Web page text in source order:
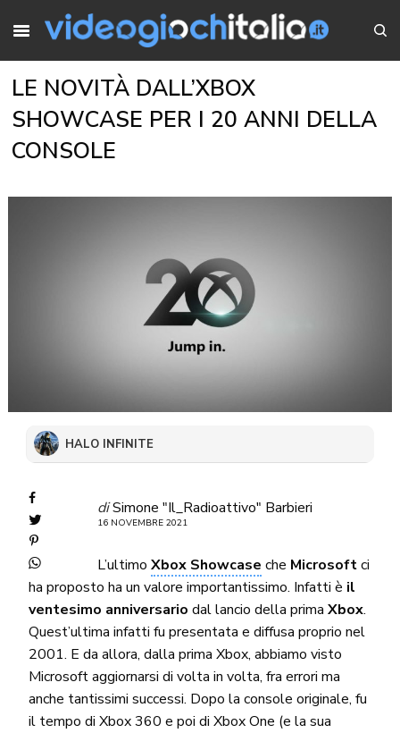
LE NOVITÀ DALL’XBOX
SHOWCASE PER I 20 ANNI DELLA
CONSOLE
HALO INFINITE
diSimone "Il_Radioattivo" Barbieri
16 NOVEMBRE 2021
L’ultimo Xbox Showcase che Microsoftci
ha proposto ha un valore importantissimo. Infatti è il
ventesimo anniversario dal lancio della primaXbox.
Quest’ultima infatti fu presentata e diffusa proprio nel
2001. E da allora, dalla prima Xbox, abbiamo visto
Microsoft aggiornarsi di volta in volta, fra errori ma
anche tantissimi successi. Dopo la console originale, fu
il tempo di Xbox 360 e poi di Xbox One (e la sua